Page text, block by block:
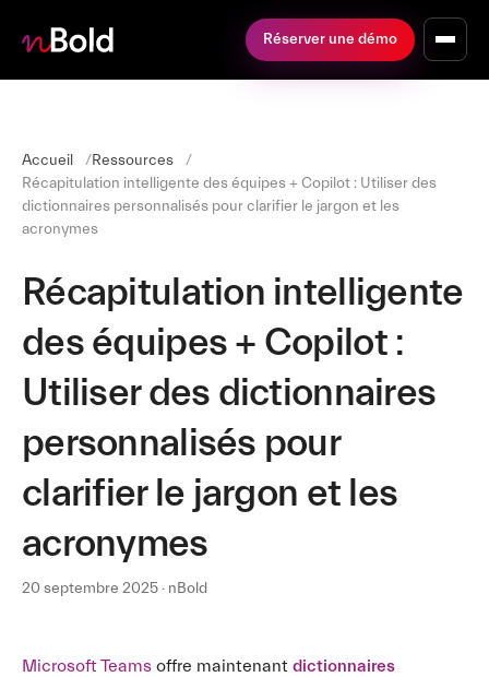
Réserver une démo
Accueil
Ressources
Récapitulation intelligente des équipes + Copilot : Utiliser des
dictionnaires personnalisés pour clarifier le jargon et les
acronymes
Récapitulation intelligente
des équipes + Copilot :
Utiliser des dictionnaires
personnalisés pour
clarifier le jargon et les
acronymes
20 septembre 2025 · nBold
Microsoft Teams offre maintenant dictionnaires